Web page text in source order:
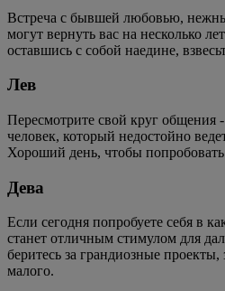
Встреча с бывшей любовью,
могут вернуть вас на несколько
оставшись с собой наедине,
Лев
Пересмотрите свой круг общения
человек, который недостойно
Хороший день, чтобы
Дева
Если сегодня попробуете себя в
станет отличным стимулом для
беритесь за грандиозные
малого.